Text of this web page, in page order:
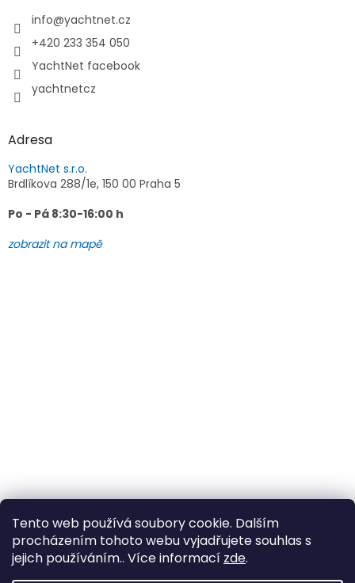
Tento web používá soubory cookie. Dalším
procházením tohoto webu vyjadřujete souhlas s
jejich používáním.. Více informací zde.
info@yachtnet.cz
+420 233 354 050
YachtNet facebook
yachtnetcz
Adresa
YachtNet s.r.o.
Brdlíkova 288/1e, 150 00 Praha 5
Po - Pá 8:30-16:00 h
zobrazit na mapě